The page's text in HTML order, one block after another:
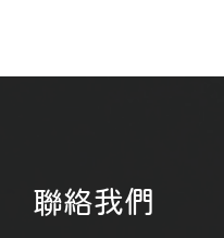
聯絡我們